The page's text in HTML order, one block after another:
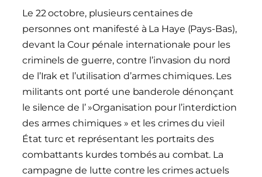
Le 22 octobre, plusieurs centaines de
personnes ont manifesté à La Haye (Pays-Bas),
devant la Cour pénale internationale pour les
criminels de guerre, contre l’invasion du nord
de l’Irak et l’utilisation d’armes chimiques. Les
militants ont porté une banderole dénonçant
le silence de l’ »Organisation pour l’interdiction
des armes chimiques » et les crimes du vieil
État turc et représentant les portraits des
combattants kurdes tombés au combat. La
campagne de lutte contre les crimes actuels